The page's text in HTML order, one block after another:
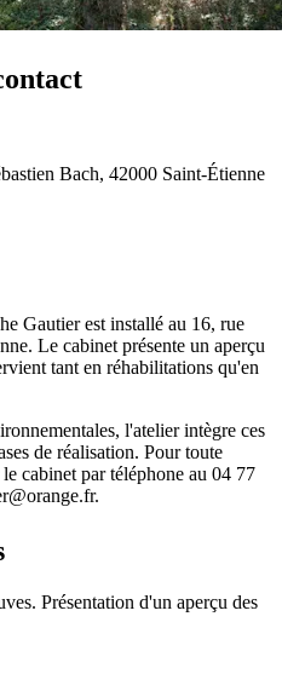
Bach, 42000 Saint-Étienne
Gautier est installé au 16, rue
Le cabinet présente un aperçu
tant en réhabilitations qu'en
l'atelier intègre ces
de réalisation. Pour toute
cabinet par téléphone au 04 77
Présentation d'un aperçu des